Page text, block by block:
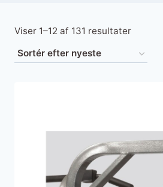
Viser 1–12 af 131 resultaterSorteret
seneste